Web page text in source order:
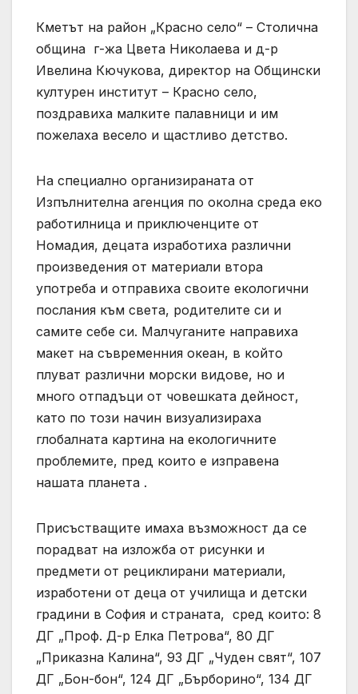
Кметът на район „Красно село“ – Столична
община г-жа Цвета Николаева и д-р
Ивелина Кючукова, директор на Общински
културен институт – Красно село,
поздравиха малките палавници и им
пожелаха весело и щастливо детство.
На специално организираната от
Изпълнителна агенция по околна среда еко
работилница и приключенците от
Номадия, децата изработиха различни
произведения от материали втора
употреба и отправиха своите екологични
послания към света, родителите си и
самите себе си. Малчуганите направиха
макет на съвременния океан, в който
плуват различни морски видове, но и
много отпадъци от човешката дейност,
като по този начин визуализираха
глобалната картина на екологичните
проблемите, пред които е изправена
нашата планета .
Присъстващите имаха възможност да се
порадват на изложба от рисунки и
предмети от рециклирани материали,
изработени от деца от училища и детски
градини в София и страната, сред които: 8
ДГ „Проф. Д-р Елка Петрова“, 80 ДГ
„Приказна Калина“, 93 ДГ „Чуден свят“, 107
ДГ „Бон-бон“, 124 ДГ „Бърборино“, 134 ДГ